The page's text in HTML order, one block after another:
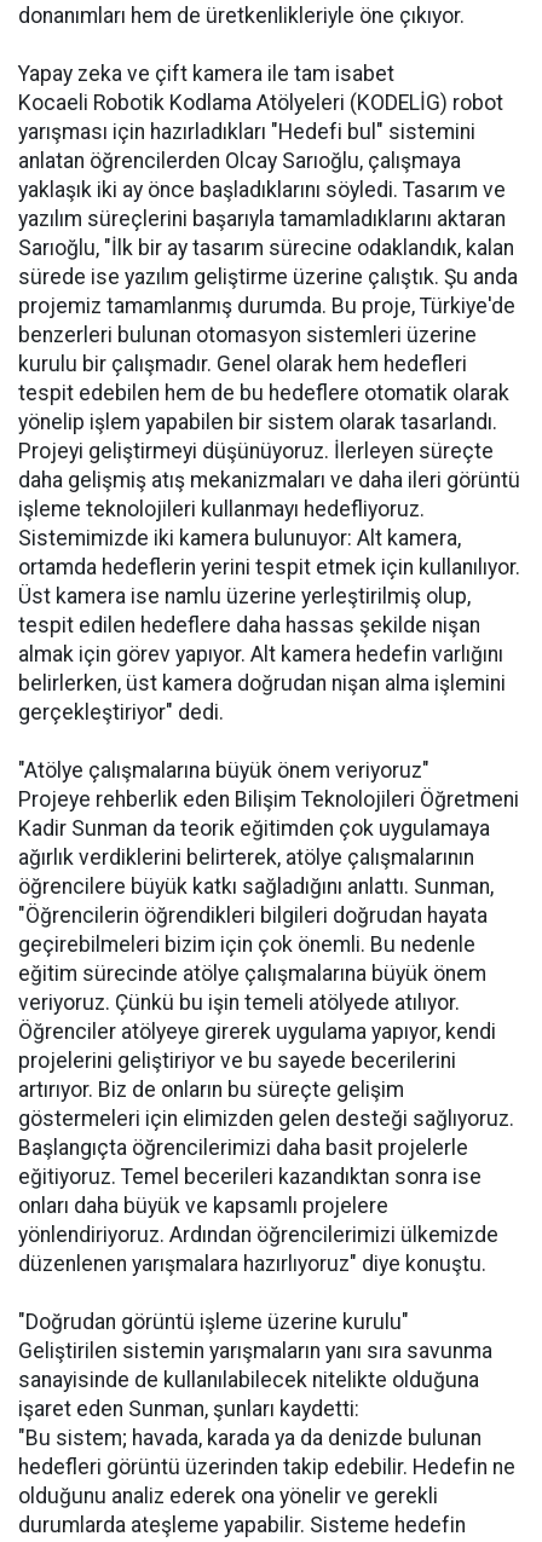
donanımları hem de üretkenlikleriyle öne çıkıyor.
Yapay zeka ve çift kamera ile tam isabet
Kocaeli Robotik Kodlama Atölyeleri (KODELİG) robot
yarışması için hazırladıkları "Hedefi bul" sistemini
anlatan öğrencilerden Olcay Sarıoğlu, çalışmaya
yaklaşık iki ay önce başladıklarını söyledi. Tasarım ve
yazılım süreçlerini başarıyla tamamladıklarını aktaran
Sarıoğlu, "İlk bir ay tasarım sürecine odaklandık, kalan
sürede ise yazılım geliştirme üzerine çalıştık. Şu anda
projemiz tamamlanmış durumda. Bu proje, Türkiye'de
benzerleri bulunan otomasyon sistemleri üzerine
kurulu bir çalışmadır. Genel olarak hem hedefleri
tespit edebilen hem de bu hedeflere otomatik olarak
yönelip işlem yapabilen bir sistem olarak tasarlandı.
Projeyi geliştirmeyi düşünüyoruz. İlerleyen süreçte
daha gelişmiş atış mekanizmaları ve daha ileri görüntü
işleme teknolojileri kullanmayı hedefliyoruz.
Sistemimizde iki kamera bulunuyor: Alt kamera,
ortamda hedeflerin yerini tespit etmek için kullanılıyor.
Üst kamera ise namlu üzerine yerleştirilmiş olup,
tespit edilen hedeflere daha hassas şekilde nişan
almak için görev yapıyor. Alt kamera hedefin varlığını
belirlerken, üst kamera doğrudan nişan alma işlemini
gerçekleştiriyor" dedi.
"Atölye çalışmalarına büyük önem veriyoruz"
Projeye rehberlik eden Bilişim Teknolojileri Öğretmeni
Kadir Sunman da teorik eğitimden çok uygulamaya
ağırlık verdiklerini belirterek, atölye çalışmalarının
öğrencilere büyük katkı sağladığını anlattı. Sunman,
"Öğrencilerin öğrendikleri bilgileri doğrudan hayata
geçirebilmeleri bizim için çok önemli. Bu nedenle
eğitim sürecinde atölye çalışmalarına büyük önem
veriyoruz. Çünkü bu işin temeli atölyede atılıyor.
Öğrenciler atölyeye girerek uygulama yapıyor, kendi
projelerini geliştiriyor ve bu sayede becerilerini
artırıyor. Biz de onların bu süreçte gelişim
göstermeleri için elimizden gelen desteği sağlıyoruz.
Başlangıçta öğrencilerimizi daha basit projelerle
eğitiyoruz. Temel becerileri kazandıktan sonra ise
onları daha büyük ve kapsamlı projelere
yönlendiriyoruz. Ardından öğrencilerimizi ülkemizde
düzenlenen yarışmalara hazırlıyoruz" diye konuştu.
"Doğrudan görüntü işleme üzerine kurulu"
Geliştirilen sistemin yarışmaların yanı sıra savunma
sanayisinde de kullanılabilecek nitelikte olduğuna
işaret eden Sunman, şunları kaydetti:
"Bu sistem; havada, karada ya da denizde bulunan
hedefleri görüntü üzerinden takip edebilir. Hedefin ne
olduğunu analiz ederek ona yönelir ve gerekli
durumlarda ateşleme yapabilir. Sisteme hedefin